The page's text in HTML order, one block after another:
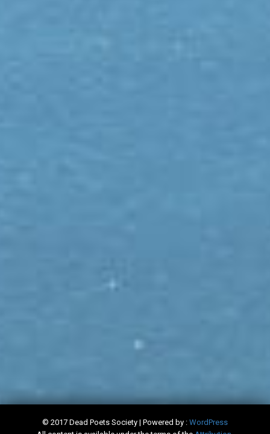
© 2017 Dead Poets Society | Powered by : WordPress